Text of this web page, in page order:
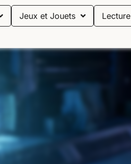
Jeux et Jouets Lecture